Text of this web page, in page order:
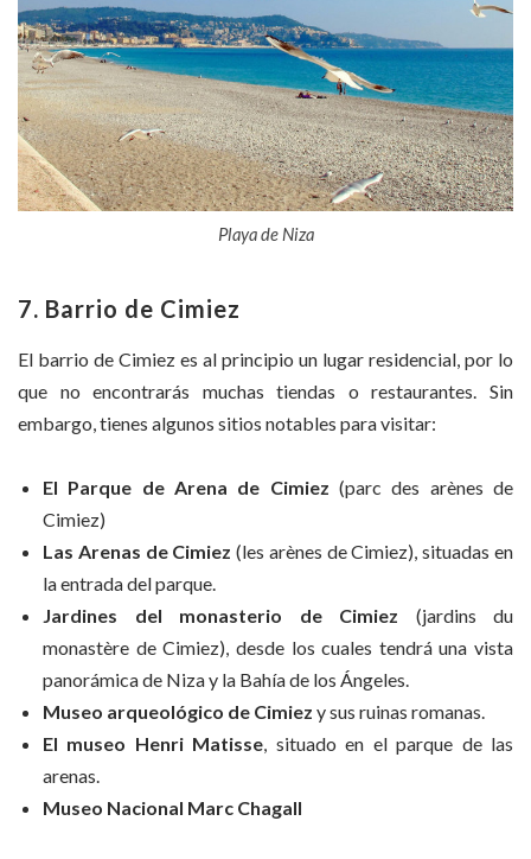
Playa de Niza
7. Barrio de Cimiez
El barrio de Cimiez es al principio un lugar residencial, por lo
que no encontrarás muchas tiendas o restaurantes. Sin
embargo, tienes algunos sitios notables para visitar:
El Parque de Arena de Cimiez (parc des arènes de
Cimiez)
Las Arenas de Cimiez (les arènes de Cimiez), situadas en
la entrada del parque.
Jardines del monasterio de Cimiez (jardins du
monastère de Cimiez), desde los cuales tendrá una vista
panorámica de Niza y la Bahía de los Ángeles.
Museo arqueológico de Cimiez y sus ruinas romanas.
El museo Henri Matisse, situado en el parque de las
arenas.
Museo Nacional Marc Chagall